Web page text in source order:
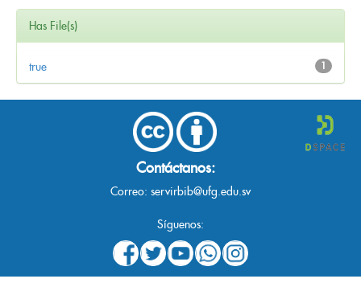
Has File(s)
1
true
Contáctanos:
Correo: servirbib@ufg.edu.sv
Síguenos: